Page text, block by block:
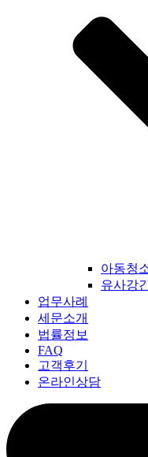
아동청
유사강
업무사례
세문소개
법률정보
FAQ
고객후기
온라인상담